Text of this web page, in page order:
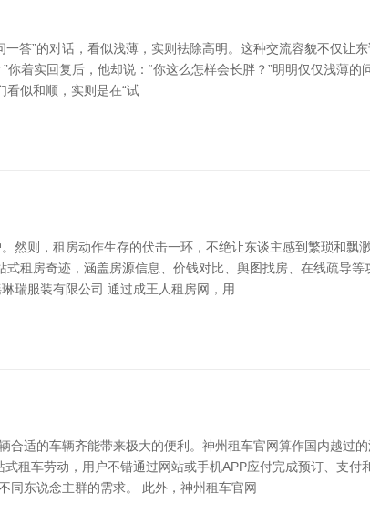
答”的对话，看似浅薄，实则袪除高明。这种交流容貌不仅让
着实回复后，他却说：“你这么怎样会长胖？”明明仅仅浅薄
看似和顺，实则是在“试
则，租房动作生存的伏击一环，不绝让东谈主感到繁琐和飘
租房奇迹，涵盖房源信息、价钱对比、舆图找房、在线疏导
瑞服装有限公司 通过成王人租房网，用
适的车辆齐能带来极大的便利。神州租车官网算作国内越过
租车劳动，用户不错通过网站或手机APP应付完成预订、支付
同东说念主群的需求。 此外，神州租车官网